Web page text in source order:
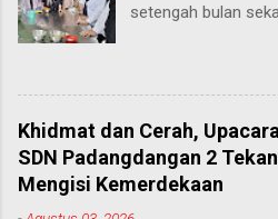
setengah bulan
Kabupaten
Program ini
keterampilan,
hingga kejuruan
peserta sesuai
Khidmat dan Cerah,
SDN Padangdangan 2
Mengisi Kemerdekaan